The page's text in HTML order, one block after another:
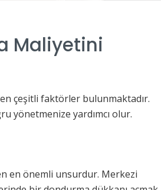
Maliyetini
çeşitli faktörler bulunmaktadır.
yönetmenize yardımcı olur.
en önemli unsurdur. Merkezi